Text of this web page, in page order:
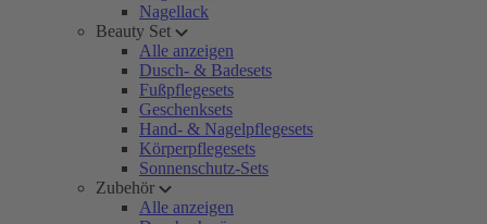
Nagellack
Beauty Set
Alle anzeigen
Dusch- & Badesets
Fußpflegesets
Geschenksets
Hand- & Nagelpflegesets
Körperpflegesets
Sonnenschutz-Sets
Zubehör
Alle anzeigen